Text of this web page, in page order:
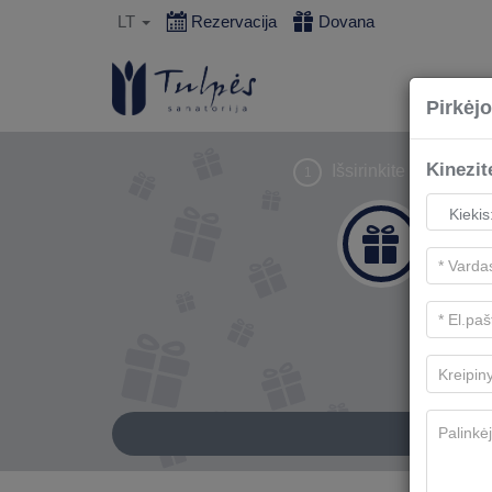
LT Rezervacija Dovana
Išsirinkite dovaną